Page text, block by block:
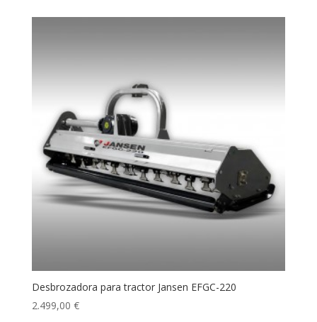
Desbrozadora para tractor Jansen EFGC-220
2.499,00 €